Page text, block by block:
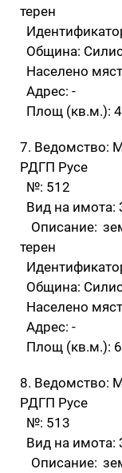
терен
Община:
Населено
Адрес: -
Площ (кв.м.):
7. Ведомство:
РДГП Русе
№: 512
Вид на имота:
Описание:
терен
Община:
Населено
Адрес: -
Площ (кв.м.):
8. Ведомство:
РДГП Русе
№: 513
Вид на имота:
Описание: